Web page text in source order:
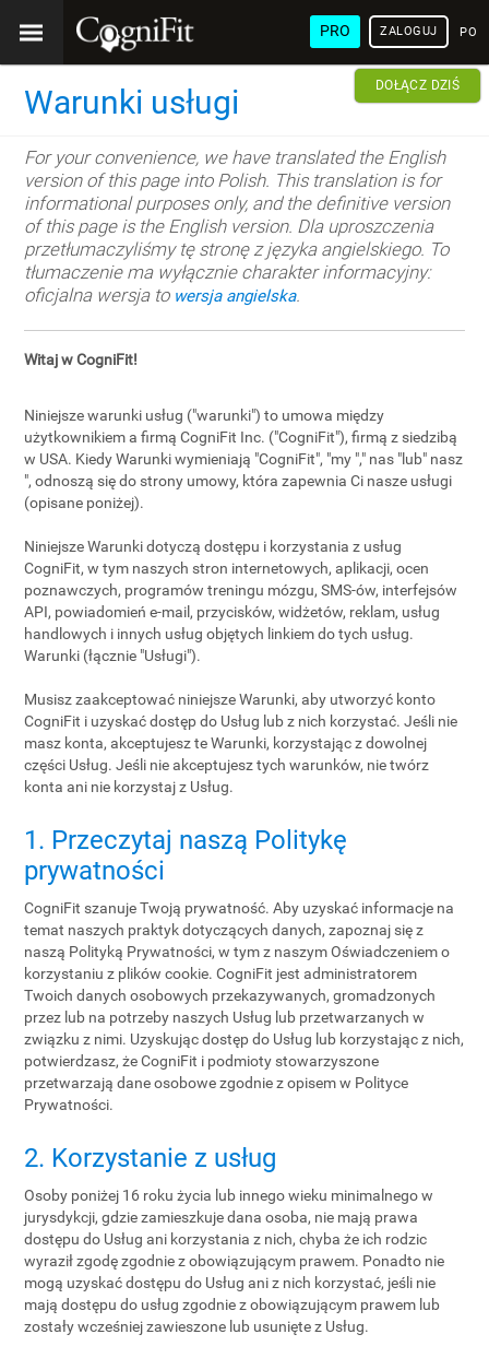
PRO ZALOGUJ
DOŁĄCZ DZIŚ
Warunki usługi
For your convenience, we have translated the English
version of this page into Polish. This translation is for
informational purposes only, and the definitive version
of this page is the English version. Dla uproszczenia
przetłumaczyliśmy tę stronę z języka angielskiego. To
tłumaczenie ma wyłącznie charakter informacyjny:
oficjalna wersja to wersja angielska.
Witaj w CogniFit!
Niniejsze warunki usług ("warunki") to umowa między
użytkownikiem a firmą CogniFit Inc. ("CogniFit"), firmą z siedzibą
w USA. Kiedy Warunki wymieniają "CogniFit", "my "," nas "lub" nasz
", odnoszą się do strony umowy, która zapewnia Ci nasze usługi
(opisane poniżej).
Niniejsze Warunki dotyczą dostępu i korzystania z usług
CogniFit, w tym naszych stron internetowych, aplikacji, ocen
poznawczych, programów treningu mózgu, SMS-ów, interfejsów
API, powiadomień e-mail, przycisków, widżetów, reklam, usług
handlowych i innych usług objętych linkiem do tych usług.
Warunki (łącznie "Usługi").
Musisz zaakceptować niniejsze Warunki, aby utworzyć konto
CogniFit i uzyskać dostęp do Usług lub z nich korzystać. Jeśli nie
masz konta, akceptujesz te Warunki, korzystając z dowolnej
części Usług. Jeśli nie akceptujesz tych warunków, nie twórz
konta ani nie korzystaj z Usług.
1. Przeczytaj naszą Politykę
prywatności
CogniFit szanuje Twoją prywatność. Aby uzyskać informacje na
temat naszych praktyk dotyczących danych, zapoznaj się z
naszą Polityką Prywatności, w tym z naszym Oświadczeniem o
korzystaniu z plików cookie. CogniFit jest administratorem
Twoich danych osobowych przekazywanych, gromadzonych
przez lub na potrzeby naszych Usług lub przetwarzanych w
związku z nimi. Uzyskując dostęp do Usług lub korzystając z nich,
potwierdzasz, że CogniFit i podmioty stowarzyszone
przetwarzają dane osobowe zgodnie z opisem w Polityce
Prywatności.
2. Korzystanie z usług
Osoby poniżej 16 roku życia lub innego wieku minimalnego w
jurysdykcji, gdzie zamieszkuje dana osoba, nie mają prawa
dostępu do Usług ani korzystania z nich, chyba że ich rodzic
wyraził zgodę zgodnie z obowiązującym prawem. Ponadto nie
mogą uzyskać dostępu do Usług ani z nich korzystać, jeśli nie
mają dostępu do usług zgodnie z obowiązującym prawem lub
zostały wcześniej zawieszone lub usunięte z Usług.